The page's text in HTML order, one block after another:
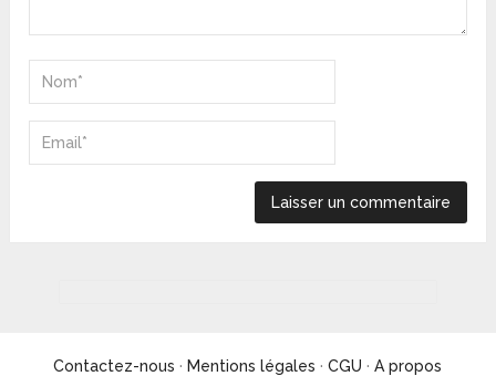
Contactez-nous · Mentions légales ·CGU ·A propos